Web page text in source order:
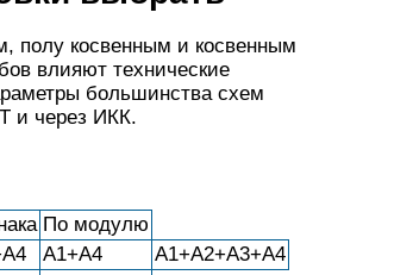
полу косвенным и косвенным
влияют технические
большинства схем
и через ИКК.
По модулю
A1+A4
A1+A2+A3+A4